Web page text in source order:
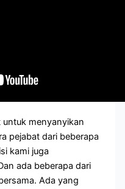
untuk menyanyikan
pejabat dari beberapa
kami juga
ada beberapa dari
Ada yang